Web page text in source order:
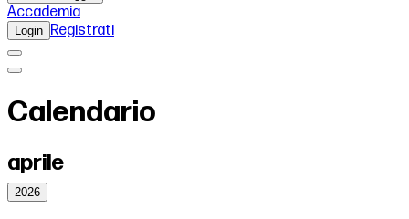
Accademia
Login Registrati
Calendario
aprile
2026